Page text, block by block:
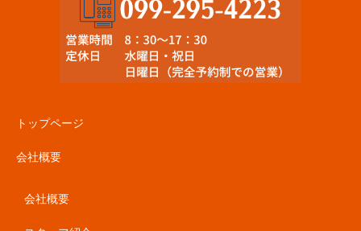
トップページ
会社概要
会社概要